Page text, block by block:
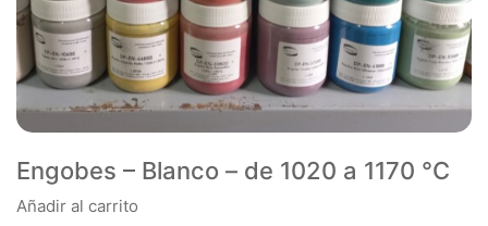
Engobes – Blanco – de 1020 a 1170 °C
Añadir al carrito